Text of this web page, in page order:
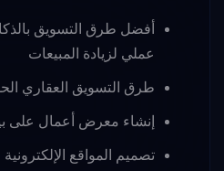
أفضل طرق التسويق
عملي لزيادة المبيعات
طرق التسويق العقاري
إنشاء معرض أعمال على
تصميم المواقع